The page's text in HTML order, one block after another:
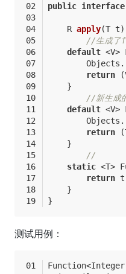
public interface
R apply(T t)
//生成了
default <V>
return
    }
//新生成
default <V>
return
    }
//
static <T>
return t
    }
}
测试用例：